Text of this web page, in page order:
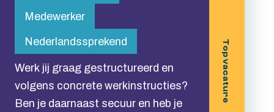
Top vacature
Medewerker
Nederlandssprekend
Werk jij graag gestructureerd en
volgens concrete werkinstructies?
Ben je daarnaast secuur en heb je